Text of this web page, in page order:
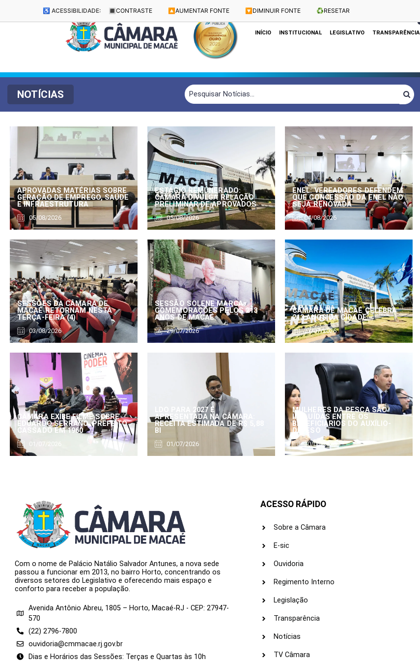
♿ ACESSIBILIDADE: 🔳 CONTRASTE 🔼 AUMENTAR FONTE 🔽 DIMINUIR FONTE ♻️RESETAR
Dias e Horários das Sessões: Terças e Quartas às 10h
INÍCIO INSTITUCIONAL LEGISLATIVO TRANSPARÊNCIA
NOTÍCIAS
APROVADAS MATÉRIAS SOBRE
GERAÇÃO DE EMPREGO, SAÚDE
E INFRAESTRUTURA
05/08/2026
ESTÁGIO REMUNERADO:
CÂMARA DIVULGA RELAÇÃO
PRELIMINAR DE APROVADOS
05/08/2026
ENEL: VEREADORES DEFENDEM
QUE CONCESSÃO DA ENEL NÃO
SEJA RENOVADA
04/08/2026
SESSÕES DA CÂMARA DE
MACAÉ RETORNAM NESTA
TERÇA-FEIRA (4)
03/08/2026
SESSÃO SOLENE MARCA
COMEMORAÇÕES PELOS 213
ANOS DE MACAÉ
29/07/2026
CÂMARA DE MACAÉ CELEBRA
213 ANOS DA CIDADE
27/07/2026
CÂMARA EXIBE FILME SOBRE
EDUARDO SERRANO, PREFEITO
CASSADO EM 1960
01/07/2026
LDO PARA 2027 É
APRESENTADA NA CÂMARA:
RECEITA ESTIMADA DE R$ 5,88
BI
01/07/2026
MULHERES DA PESCA SÃO
INCLUÍDAS ENTRE OS
BENEFICIÁRIOS DO AUXÍLIO-
DEFESO
30/06/2026
Com o nome de Palácio Natálio Salvador Antunes, a nova sede
passou a funcionar em 2013, no bairro Horto, concentrando os
diversos setores do Legislativo e oferecendo mais espaço e
conforto para receber a população.
Avenida Antônio Abreu, 1805 – Horto, Macaé-RJ - CEP: 27947-
570
(22) 2796-7800
ouvidoria@cmmacae.rj.gov.br
Dias e Horários das Sessões: Terças e Quartas às 10h
ACESSO RÁPIDO
Sobre a Câmara
E-sic
Ouvidoria
Regimento Interno
Legislação
Transparência
Notícias
TV Câmara